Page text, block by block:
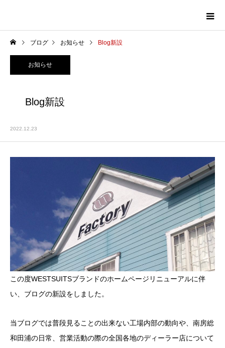
ブログ お知らせ Blog新設
お知らせ
Blog新設
2022.12.23
この度WESTSUITSブランドのホームページリニューアルに伴
い、ブログの新設をしました。
当ブログでは普段見ることの出来ない工場内部の動向や、南房総
和田浦の日常、営業活動の際の全国各地のディーラー店について